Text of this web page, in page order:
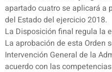
apartado cuatro se aplicará a
del Estado del ejercicio 2018.
La Disposición final regula la
La aprobación de esta Orden
Intervención General de la
acuerdo con las